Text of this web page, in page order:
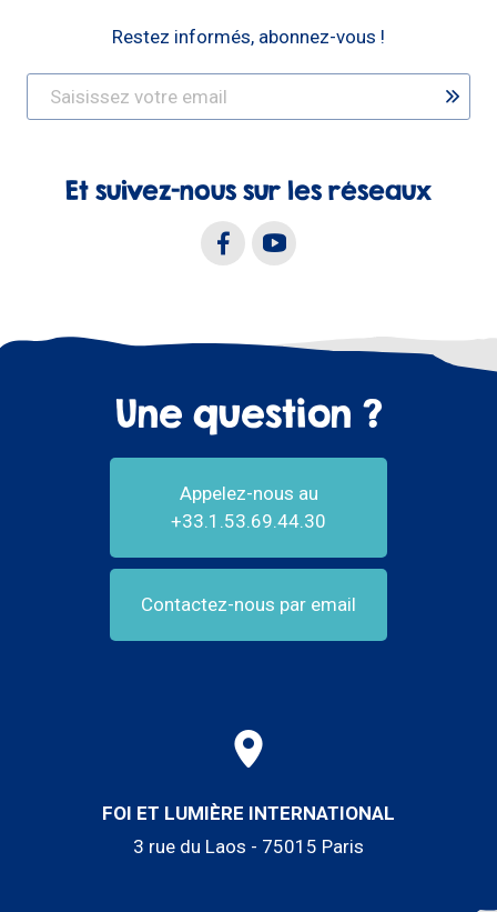
Restez informés, abonnez-vous !
Et suivez-nous sur les réseaux
Une question ?
Appelez-nous au
+33.1.53.69.44.30
Contactez-nous par email
FOI ET LUMIÈRE INTERNATIONAL
3 rue du Laos - 75015 Paris